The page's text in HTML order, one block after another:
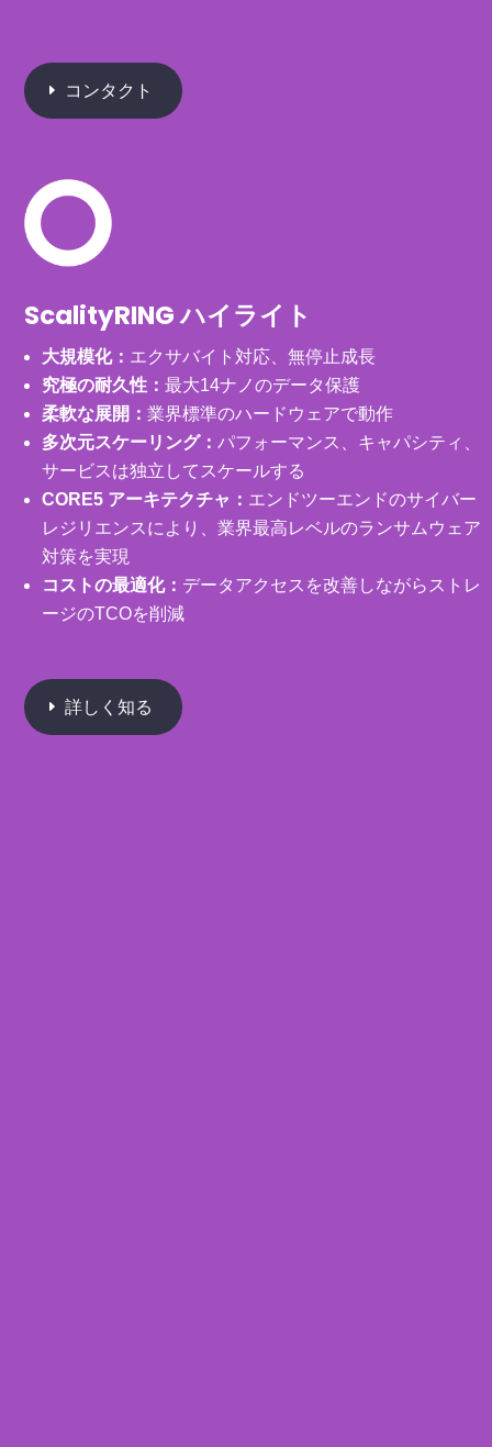
コンタクト
ScalityRING ハイライト
大規模化： エクサバイト対応、無停止成長
究極の耐久性：最大14ナノのデータ保護
柔軟な展開：業界標準のハードウェアで動作
多次元スケーリング：パフォーマンス、キャパシティ、
サービスは独立してスケールする
CORE5 アーキテクチャ： エンドツーエンドのサイバー
レジリエンスにより、業界最高レベルのランサムウェア
対策を実現
コストの最適化： データアクセスを改善しながらストレ
ージのTCOを削減
詳しく知る